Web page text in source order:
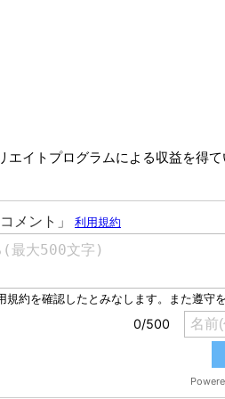
エイトプログラムによる収益を得